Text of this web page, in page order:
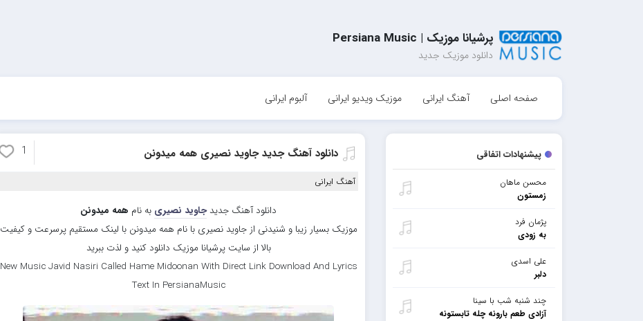
پرشیانا موزیک | Persiana Music
دانلود موزیک جدید
صفحه اصلی آهنگ ایرانی موزیک ویدیو ایرانی آلبوم ایرانی
پیشنهادات اتفاقی
محسن ماهان
زمستون
پژمان فرد
به زودی
علی اسدی
دلبر
چند شنبه شب با سینا
آزادی طعم بارونه چله تابستونه
دانلود آهنگ جدید جاوید نصیری همه میدونن 1
آهنگ ایرانی
دانلود آهنگ جدیدجاوید نصیری به نام همه میدونن
موزیک بسیار زیبا و شنیدنی از جاوید نصیری با نام همه میدونن با لینک مستقیم پرسرعت و کیفیت
بالا از سایت پرشیانا موزیک دانلود کنید و لذت ببرید
New Music Javid Nasiri Called Hame Midoonan With Direct Link Download And Lyrics
Text In PersianaMusic